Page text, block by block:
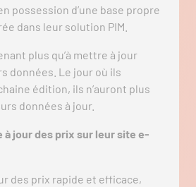
possession d’une base propre
dans leur solution PIM.
plus qu’à mettre à jour
données. Le jour où ils
édition, ils n’auront plus
données à jour.
à jour des prix sur leur site e-
des prix rapide et efficace,